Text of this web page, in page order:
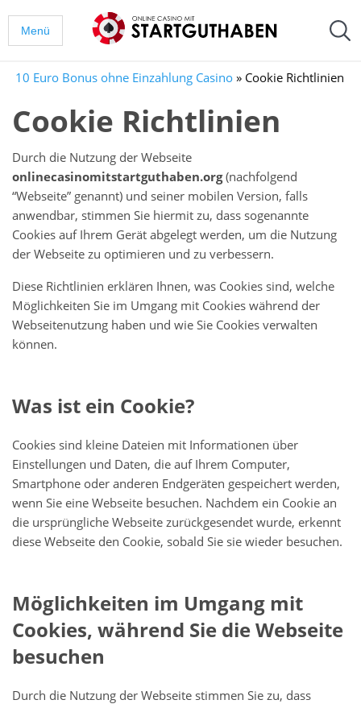
Menü
10 Euro Bonus ohne Einzahlung Casino » Cookie Richtlinien
Cookie Richtlinien
Durch die Nutzung der Webseite
onlinecasinomitstartguthaben.org(nachfolgend
“Webseite” genannt) und seiner mobilen Version, falls
anwendbar, stimmen Sie hiermit zu, dass sogenannte
Cookies auf Ihrem Gerät abgelegt werden, um die Nutzung
der Webseite zu optimieren und zu verbessern.
Diese Richtlinien erklären Ihnen, was Cookies sind, welche
Möglichkeiten Sie im Umgang mit Cookies während der
Webseitenutzung haben und wie Sie Cookies verwalten
können.
Was ist ein Cookie?
Cookies sind kleine Dateien mit Informationen über
Einstellungen und Daten, die auf Ihrem Computer,
Smartphone oder anderen Endgeräten gespeichert werden,
wenn Sie eine Webseite besuchen. Nachdem ein Cookie an
die ursprüngliche Webseite zurückgesendet wurde, erkennt
diese Webseite den Cookie, sobald Sie sie wieder besuchen.
Möglichkeiten im Umgang mit
Cookies, während Sie die Webseite
besuchen
Durch die Nutzung der Webseite stimmen Sie zu, dass